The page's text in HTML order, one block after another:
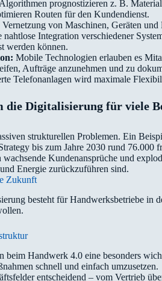
prognostizieren z. B.
Routen für den Kundendienst.
von Maschinen, Geräten und
Integration verschiedener
werden können.
Mobile Technologien erlauben es
Aufträge anzunehmen und zu
Telefonanlagen wird maximale
die Digitalisierung für viele
strukturellen Problemen. Ein
bis zum Jahre 2030 rund 76.000
Kundenansprüche und
Energie zurückzuführen sind.
Zukunft
besteht für Handwerksbetriebe in
Handwerk 4.0 eine besonders
schnell und einfach umzusetzen.
entscheidend – vom Vertrieb